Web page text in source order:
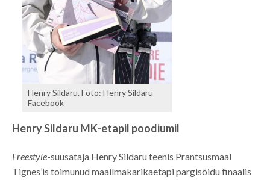
Henry Sildaru. Foto: Henry Sildaru
Facebook
Henry Sildaru MK-etapil poodiumil
Freestyle-suusataja Henry Sildaru teenis Prantsusmaal
Tignes’is toimunud maailmakarikaetapi pargisõidu finaalis